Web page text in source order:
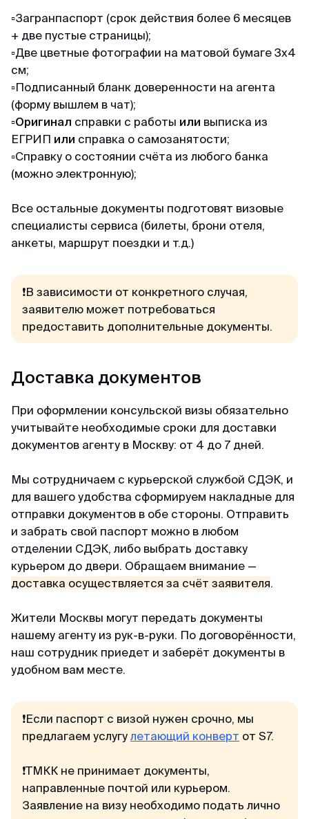
▫️Загранпаспорт (срок действия более 6 месяцев
+ две пустые страницы);
▫️Две цветные фотографии на матовой бумаге 3х4
см;
▫️Подписанный бланк доверенности на агента
(форму вышлем в чат);
▫️Оригинал справки с работы или выписка из
ЕГРИП или справка о самозанятости;
▫️Справку о состоянии счёта из любого банка
(можно электронную);
Все остальные документы подготовят визовые
специалисты сервиса (билеты, брони отеля,
анкеты, маршрут поездки и т.д.)
❗В зависимости от конкретного случая,
заявителю может потребоваться
предоставить дополнительные документы.
Доставка документов
При оформлении консульской визы обязательно
учитывайте необходимые сроки для доставки
документов агенту в Москву: от 4 до 7 дней.
Мы сотрудничаем с курьерской службой СДЭК, и
для вашего удобства сформируем накладные для
отправки документов в обе стороны. Отправить
и забрать свой паспорт можно в любом
отделении СДЭК, либо выбрать доставку
курьером до двери. Обращаем внимание —
доставка осуществляется за счёт заявителя.
Жители Москвы могут передать документы
нашему агенту из рук-в-руки. По договорённости,
наш сотрудник приедет и заберёт документы в
удобном вам месте.
❗Если паспорт с визой нужен срочно, мы
предлагаем услугу летающий конверт от S7.
❗ТМКК не принимает документы,
направленные почтой или курьером.
Заявление на визу необходимо подать лично